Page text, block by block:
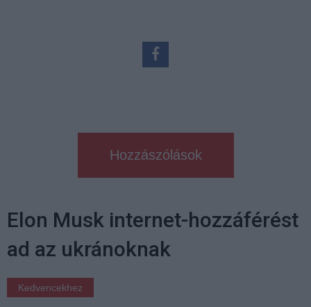
Hozzászólások
Elon Musk internet-hozzáférést
ad az ukránoknak
Kedvencekhez